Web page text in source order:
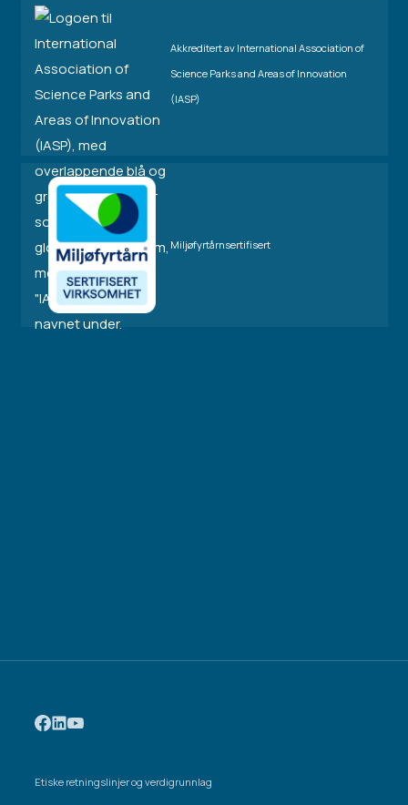
Akkreditert av International Association of
Science Parks and Areas of Innovation
(IASP)
Miljøfyrtårnsertifisert
Etiske retningslinjer og verdigrunnlag